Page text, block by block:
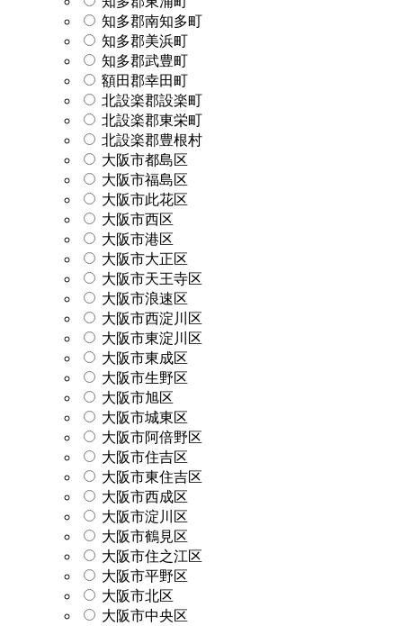
知多郡南知多町
知多郡美浜町
知多郡武豊町
額田郡幸田町
北設楽郡設楽町
北設楽郡東栄町
北設楽郡豊根村
大阪市都島区
大阪市福島区
大阪市此花区
大阪市西区
大阪市港区
大阪市大正区
大阪市天王寺区
大阪市浪速区
大阪市西淀川区
大阪市東淀川区
大阪市東成区
大阪市生野区
大阪市旭区
大阪市城東区
大阪市阿倍野区
大阪市住吉区
大阪市東住吉区
大阪市西成区
大阪市淀川区
大阪市鶴見区
大阪市住之江区
大阪市平野区
大阪市北区
大阪市中央区